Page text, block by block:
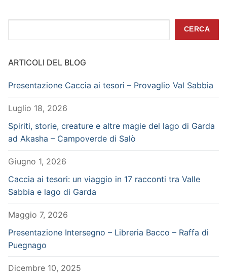
CERCA
ARTICOLI DEL BLOG
Presentazione Caccia ai tesori – Provaglio Val Sabbia
Luglio 18, 2026
Spiriti, storie, creature e altre magie del lago di Garda
ad Akasha – Campoverde di Salò
Giugno 1, 2026
Caccia ai tesori: un viaggio in 17 racconti tra Valle
Sabbia e lago di Garda
Maggio 7, 2026
Presentazione Intersegno – Libreria Bacco – Raffa di
Puegnago
Dicembre 10, 2025